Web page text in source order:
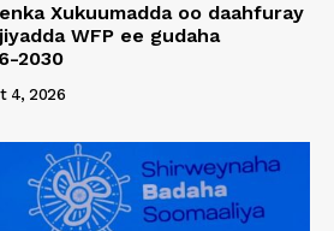
Xukuumadda oo daahfuray
WFP ee gudaha
2030
4, 2026